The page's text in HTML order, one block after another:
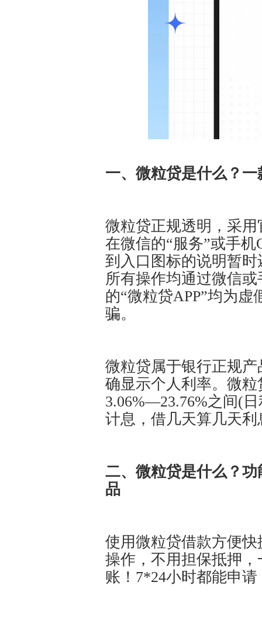
一、微粒贷是什么？
微粒贷正规透明，采
在微信的“服务”或手
到入口图标的说明暂
所有操作均通过微信
的“微粒贷APP”均为
骗。
微粒贷属于银行正规
确显示个人利率。微
3.06%—23.76%之间(
计息，借几天算几天利
二、微粒贷是什么？
品
使用微粒贷借款方便
操作，不用担保抵押
账！7*24小时都能申